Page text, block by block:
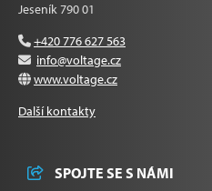
Jeseník 790 01
+420 776 627 563
info@voltage.cz
www.voltage.cz
Další kontakty
SPOJTE SE S NÁMI